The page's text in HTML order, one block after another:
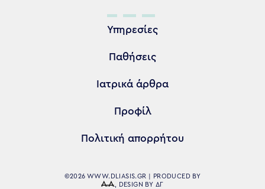
Υπηρεσίες
Παθήσεις
Ιατρικά άρθρα
Προφίλ
Πολιτική απορρήτου
©2026 WWW.DLIASIS.GR | PRODUCED BY
, DESIGN BY ΔΓ